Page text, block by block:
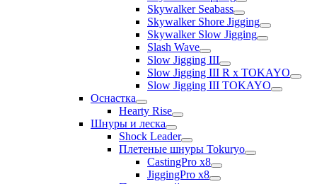
Skywalker Seabass
Skywalker Shore Jigging
Skywalker Slow Jigging
Slash Wave
Slow Jigging III
Slow Jigging III R x TOKAYO
Slow Jigging III TOKAYO
Оснастка
Hearty Rise
Шнуры и леска
Shock Leader
Плетеные шнуры Tokuryo
CastingPro x8
JiggingPro x8